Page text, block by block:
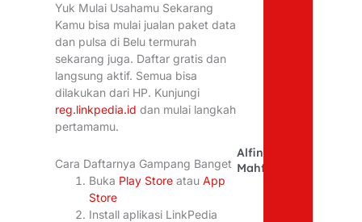
Yuk Mulai Usahamu Sekarang
Kamu bisa mulai jualan paket data
dan pulsa di Belu termurah
sekarang juga. Daftar gratis dan
langsung aktif. Semua bisa
dilakukan dari HP. Kunjungi
reg.linkpedia.id dan mulai langkah
pertamamu.
Cara Daftarnya Gampang Banget
Buka Play Storeatau App
Store
Install aplikasi LinkPedia
Alfina
Mahfudhoh